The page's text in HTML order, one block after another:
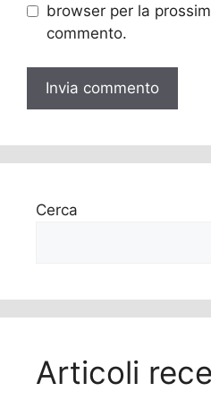
browser per la
commento.
Cerca
Articoli